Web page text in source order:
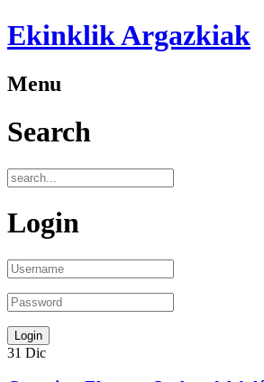
Ekinklik Argazkiak
Menu
Search
Login
31 Dic